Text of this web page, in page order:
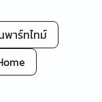
พาร์ทไทม์